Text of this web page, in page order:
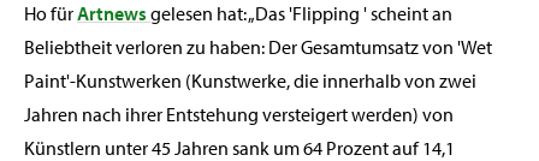
Ho fürArtnews gelesen hat: „Das 'Flipping ' scheint an
Beliebtheit verloren zu haben: Der Gesamtumsatz von 'Wet
Paint'-Kunstwerken (Kunstwerke, die innerhalb von zwei
Jahren nach ihrer Entstehung versteigert werden) von
Künstlern unter 45 Jahren sank um 64 Prozent auf 14,1